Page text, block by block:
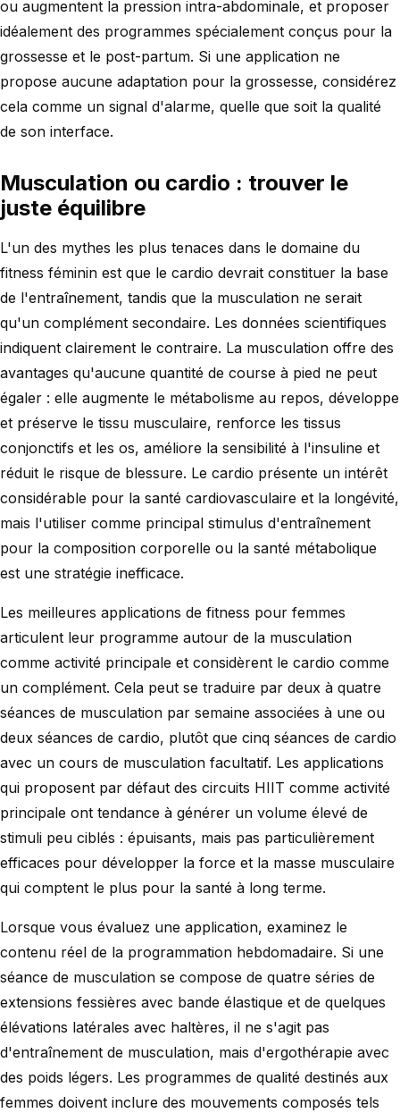
ou augmentent la pression intra-abdominale, et proposer
idéalement des programmes spécialement conçus pour la
grossesse et le post-partum. Si une application ne
propose aucune adaptation pour la grossesse, considérez
cela comme un signal d'alarme, quelle que soit la qualité
de son interface.
Musculation ou cardio : trouver le
juste équilibre
L'un des mythes les plus tenaces dans le domaine du
fitness féminin est que le cardio devrait constituer la base
de l'entraînement, tandis que la musculation ne serait
qu'un complément secondaire. Les données scientifiques
indiquent clairement le contraire. La musculation offre des
avantages qu'aucune quantité de course à pied ne peut
égaler : elle augmente le métabolisme au repos, développe
et préserve le tissu musculaire, renforce les tissus
conjonctifs et les os, améliore la sensibilité à l'insuline et
réduit le risque de blessure. Le cardio présente un intérêt
considérable pour la santé cardiovasculaire et la longévité,
mais l'utiliser comme principal stimulus d'entraînement
pour la composition corporelle ou la santé métabolique
est une stratégie inefficace.
Les meilleures applications de fitness pour femmes
articulent leur programme autour de la musculation
comme activité principale et considèrent le cardio comme
un complément. Cela peut se traduire par deux à quatre
séances de musculation par semaine associées à une ou
deux séances de cardio, plutôt que cinq séances de cardio
avec un cours de musculation facultatif. Les applications
qui proposent par défaut des circuits HIIT comme activité
principale ont tendance à générer un volume élevé de
stimuli peu ciblés : épuisants, mais pas particulièrement
efficaces pour développer la force et la masse musculaire
qui comptent le plus pour la santé à long terme.
Lorsque vous évaluez une application, examinez le
contenu réel de la programmation hebdomadaire. Si une
séance de musculation se compose de quatre séries de
extensions fessières avec bande élastique et de quelques
élévations latérales avec haltères, il ne s'agit pas
d'entraînement de musculation, mais d'ergothérapie avec
des poids légers. Les programmes de qualité destinés aux
femmes doivent inclure des mouvements composés tels